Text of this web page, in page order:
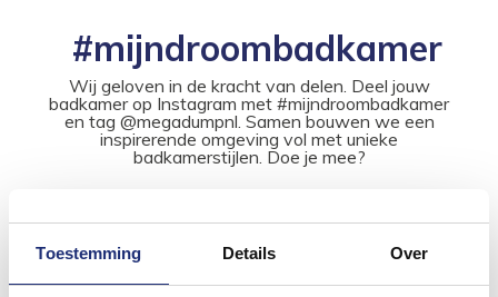
Toestemming Details Over
#mijndroombadkamer
Wij geloven in de kracht van delen. Deel jouw
badkamer op Instagram met #mijndroombadkamer
en tag @megadumpnl. Samen bouwen we een
inspirerende omgeving vol met unieke
badkamerstijlen. Doe je mee?